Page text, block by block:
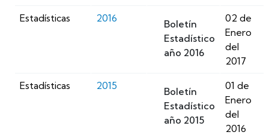
Estadísticas 2016
Boletín
Estadístico
año 2016
02 de
Enero
del
2017
Estadísticas 2015
Boletín
Estadístico
año 2015
01 de
Enero
del
2016